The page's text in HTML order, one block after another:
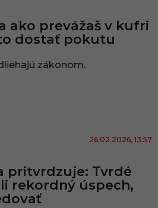
ako prevážaš v kufri
dostať pokutu
zákonom.
26.02.2026, 13:57
pritvrdzuje: Tvrdé
rekordný úspech,